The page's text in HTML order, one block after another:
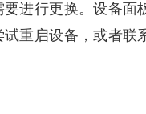
进行更换。设备面
重启设备，或者联